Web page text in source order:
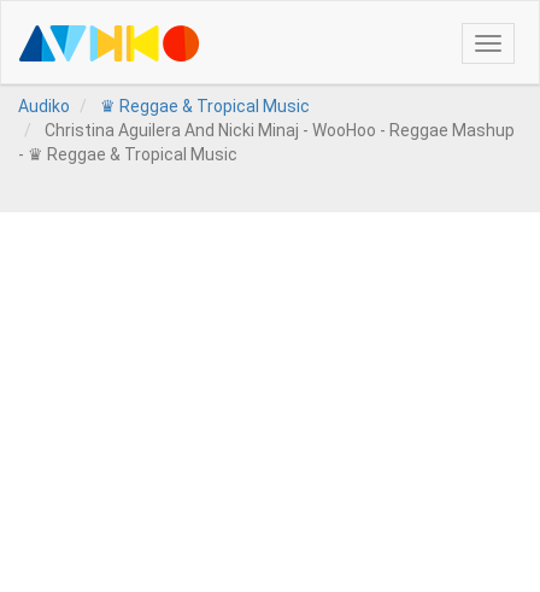
Toggle
Audiko
♛ Reggae & Tropical Music
Christina Aguilera And Nicki Minaj - WooHoo - Reggae Mashup
- ♛ Reggae & Tropical Music